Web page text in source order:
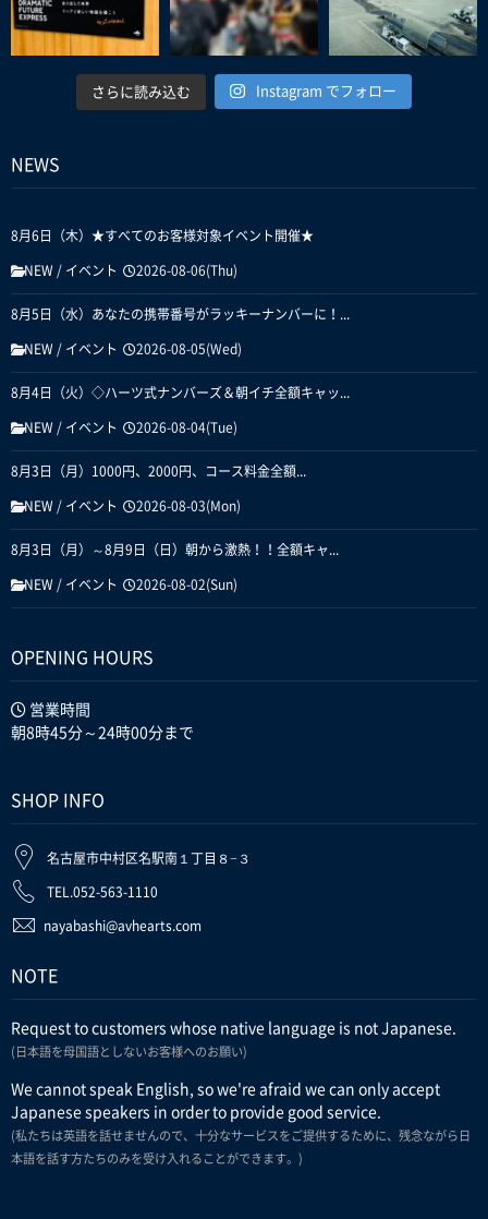
さらに読み込む Instagram でフォロー
NEWS
8月6日（木）★すべてのお客様対象イベント開催★
NEW / イベント 2026-08-06(Thu)
8月5日（水）あなたの携帯番号がラッキーナンバーに！...
NEW / イベント 2026-08-05(Wed)
8月4日（火）◇ハーツ式ナンバーズ＆朝イチ全額キャッ...
NEW / イベント 2026-08-04(Tue)
8月3日（月）1000円、2000円、コース料金全額...
NEW / イベント 2026-08-03(Mon)
8月3日（月）～8月9日（日）朝から激熱！！全額キャ...
NEW / イベント 2026-08-02(Sun)
OPENING HOURS
営業時間
朝8時45分～24時00分まで
SHOP INFO
名古屋市中村区名駅南１丁目８−３
TEL.052-563-1110
nayabashi@avhearts.com
NOTE
Request to customers whose native language is not Japanese.
(日本語を母国語としないお客様へのお願い)
We cannot speak English, so we're afraid we can only accept
Japanese speakers in order to provide good service.
(私たちは英語を話せませんので、十分なサービスをご提供するために、残念ながら日
本語を話す方たちのみを受け入れることができます。)